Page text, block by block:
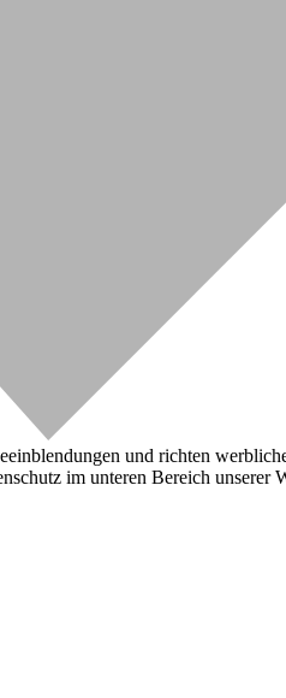
und richten
im unteren Bereich unserer